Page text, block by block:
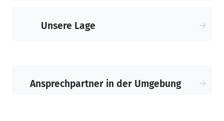
Unsere Lage
Ansprechpartner in der Umgebung